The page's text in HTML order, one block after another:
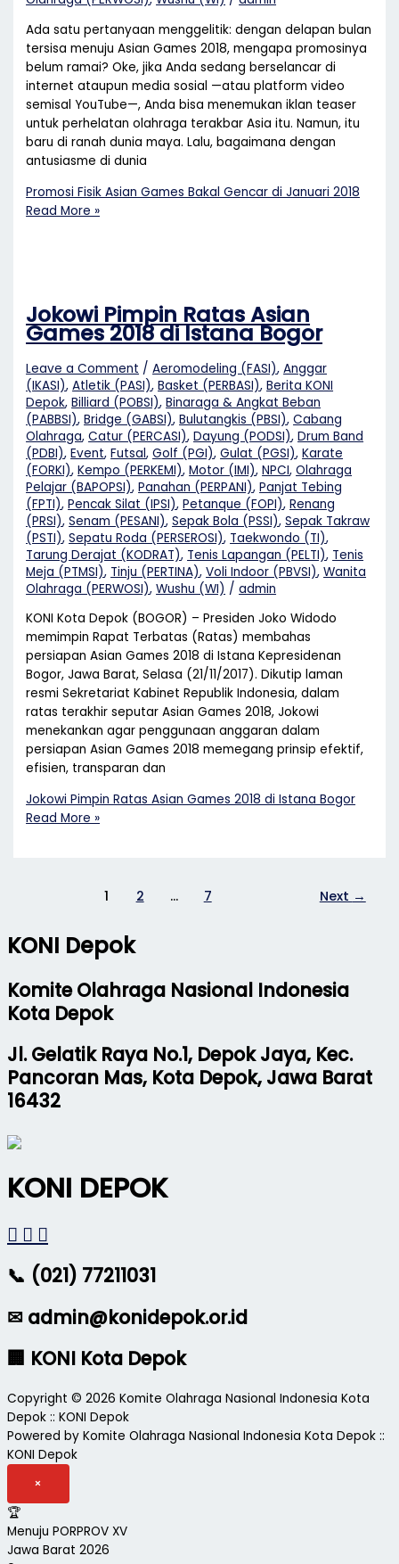
Ada satu pertanyaan menggelitik: dengan delapan bulan
tersisa menuju Asian Games 2018, mengapa promosinya
belum ramai? Oke, jika Anda sedang berselancar di
internet ataupun media sosial —atau platform video
semisal YouTube—, Anda bisa menemukan iklan teaser
untuk perhelatan olahraga terakbar Asia itu. Namun, itu
baru di ranah dunia maya. Lalu, bagaimana dengan
antusiasme di dunia
Promosi Fisik Asian Games Bakal Gencar di Januari 2018
Read More »
Jokowi Pimpin Ratas Asian
Games 2018 di Istana Bogor
Leave a Comment /Aeromodeling (FASI),Anggar
(IKASI),Atletik (PASI),Basket (PERBASI),Berita KONI
Depok,Billiard (POBSI),Binaraga & Angkat Beban
(PABBSI),Bridge (GABSI),Bulutangkis (PBSI),Cabang
Olahraga,Catur (PERCASI),Dayung (PODSI),Drum Band
(PDBI),Event,Futsal,Golf (PGI),Gulat (PGSI),Karate
(FORKI),Kempo (PERKEMI),Motor (IMI),NPCI,Olahraga
Pelajar (BAPOPSI),Panahan (PERPANI),Panjat Tebing
(FPTI),Pencak Silat (IPSI),Petanque (FOPI),Renang
(PRSI),Senam (PESANI),Sepak Bola (PSSI),Sepak Takraw
(PSTI),Sepatu Roda (PERSEROSI), Taekwondo (TI),
Tarung Derajat (KODRAT), Tenis Lapangan (PELTI), Tenis
Meja (PTMSI), Tinju (PERTINA),Voli Indoor (PBVSI),Wanita
Olahraga (PERWOSI),Wushu (WI) /admin
KONI Kota Depok (BOGOR) – Presiden Joko Widodo
memimpin Rapat Terbatas (Ratas) membahas
persiapan Asian Games 2018 di Istana Kepresidenan
Bogor, Jawa Barat, Selasa (21/11/2017). Dikutip laman
resmi Sekretariat Kabinet Republik Indonesia, dalam
ratas terakhir seputar Asian Games 2018, Jokowi
menekankan agar penggunaan anggaran dalam
persiapan Asian Games 2018 memegang prinsip efektif,
efisien, transparan dan
Jokowi Pimpin Ratas Asian Games 2018 di Istana Bogor
Read More »
1 2 … 7 Next →
KONI Depok
Komite Olahraga Nasional Indonesia
Kota Depok
Jl. Gelatik Raya No.1, Depok Jaya, Kec.
Pancoran Mas, Kota Depok, Jawa Barat
16432
KONI DEPOK
📞 (021) 77211031
✉ admin@konidepok.or.id
🏢 KONI Kota Depok
Copyright © 2026 Komite Olahraga Nasional Indonesia Kota
Depok :: KONI Depok
Powered by Komite Olahraga Nasional Indonesia Kota Depok ::
KONI Depok
×
🏆
Menuju PORPROV XV
Jawa Barat 2026